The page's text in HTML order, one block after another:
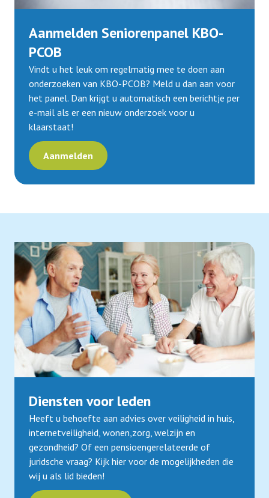
Aanmelden Seniorenpanel KBO-
PCOB
Vindt u het leuk om regelmatig mee te doen aan
onderzoeken van KBO-PCOB? Meld u dan aan voor
het panel. Dan krijgt u automatisch een berichtje per
e-mail als er een nieuw onderzoek voor u
klaarstaat!
Aanmelden
Diensten voor leden
Heeft u behoefte aan advies over veiligheid in huis,
internetveiligheid, wonen,zorg, welzijn en
gezondheid? Of een pensioengerelateerde of
juridsche vraag? Kijk hier voor de mogelijkheden die
wij u als lid bieden!